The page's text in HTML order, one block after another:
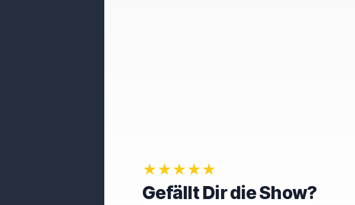
★★★★★
Gefällt Dir die Show?